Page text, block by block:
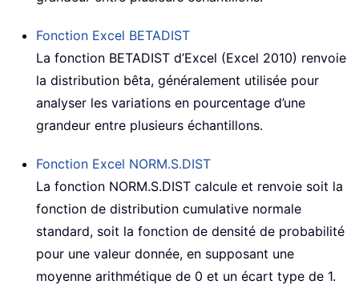
Fonction Excel BETADIST
La fonction BETADIST d’Excel (Excel 2010) renvoie
la distribution bêta, généralement utilisée pour
analyser les variations en pourcentage d’une
grandeur entre plusieurs échantillons.
Fonction Excel NORM.S.DIST
La fonction NORM.S.DIST calcule et renvoie soit la
fonction de distribution cumulative normale
standard, soit la fonction de densité de probabilité
pour une valeur donnée, en supposant une
moyenne arithmétique de 0 et un écart type de 1.